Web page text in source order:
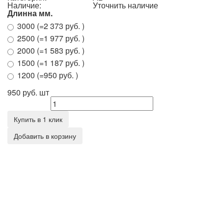
Наличие: Уточнить наличие
Длинна мм.
3000 (=2 373 руб. )
2500 (=1 977 руб. )
2000 (=1 583 руб. )
1500 (=1 187 руб. )
1200 (=950 руб. )
950 руб. шт
Купить в 1 клик
Добавить в корзину